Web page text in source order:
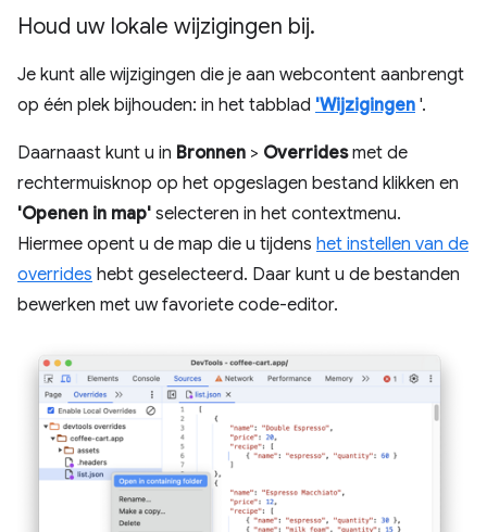
Houd uw lokale wijzigingen bij.
Je kunt alle wijzigingen die je aan webcontent aanbrengt
op één plek bijhouden: in het tabblad 'Wijzigingen '.
Daarnaast kunt u in Bronnen > Overridesmet de
rechtermuisknop op het opgeslagen bestand klikken en
'Openen in map' selecteren in het contextmenu.
Hiermee opent u de map die u tijdens het instellen van de
overrides hebt geselecteerd. Daar kunt u de bestanden
bewerken met uw favoriete code-editor.